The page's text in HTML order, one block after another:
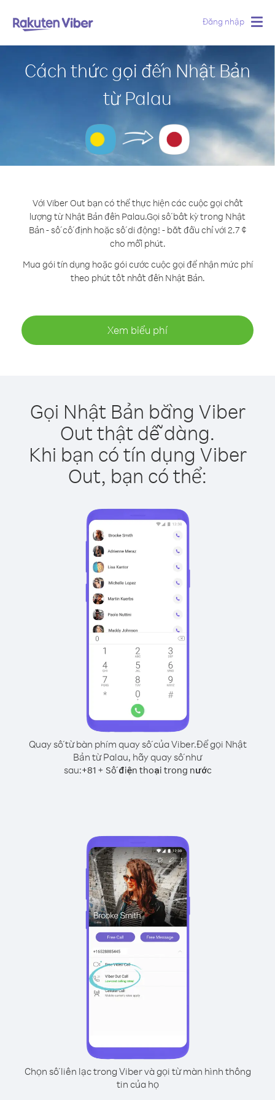
Đăng nhập
Cách thức gọi đến Nhật Bản
từ Palau
Với Viber Out bạn có thể thực hiện các cuộc gọi chất
lượng từ Nhật Bản đến Palau.Gọi số bất kỳ trong Nhật
Bản - số cố định hoặc số di động! - bắt đầu chỉ với 2.7 ¢
cho mỗi phút.
Mua gói tín dụng hoặc gói cước cuộc gọi để nhận mức phí
theo phút tốt nhất đến Nhật Bản.
Xem biểu phí
Gọi Nhật Bản bằng Viber
Out thật dễ dàng.
Khi bạn có tín dụng Viber
Out, bạn có thể:
Quay số từ bàn phím quay số của Viber.Để gọi Nhật
Bản từ Palau, hãy quay số như
sau:+81+ Số điện thoại trong nước
Chọn số liên lạc trong Viber và gọi từ màn hình thông
tin của họ